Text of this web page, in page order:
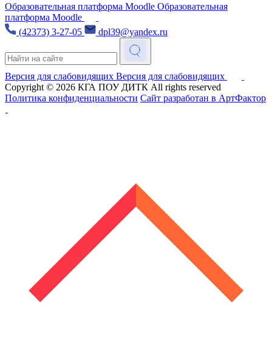
Образовательная платформа Moodle Образовательная
платформа Moodle
(42373) 3-27-05
dpl39@yandex.ru
Версия для слабовидящих Версия для слабовидящих
Copyright © 2026 КГА ПОУ ДИТК All rights reserved
Политика конфиденциальности Сайт разработан в АртФактор